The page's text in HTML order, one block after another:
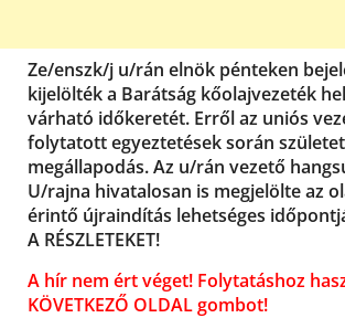
Ze/enszk/j u/rán elnök pénteken
kijelölték a Barátság kőolajvezeték
várható időkeretét. Erről az uniós
folytatott egyeztetések során
megállapodás. Az u/rán vezető
U/rajna hivatalosan is megjelölte az
érintő újraindítás lehetséges
A RÉSZLETEKET!
A hír nem ért véget! Folytatáshoz
KÖVETKEZŐ OLDAL gombot!